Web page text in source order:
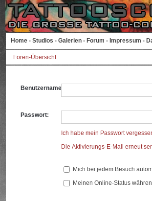
Home - Studios - Galerien - Forum - Impressum -
Foren-Übersicht
Benutzername:
Passwort:
Ich habe mein Passwort
Die Aktivierungs-E-Mail erneut
Mich bei jedem Besuch
Meinen Online-Status